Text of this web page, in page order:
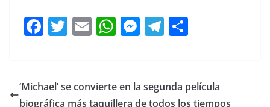
F
e
T
er
E
l
W
s
M
e
T
gr p
‘Michael’ se convierte en la segunda película
biográfica más taquillera de todos los tiempos